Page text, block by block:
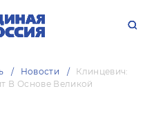
Новости
Клинцевич:
В Основе Великой